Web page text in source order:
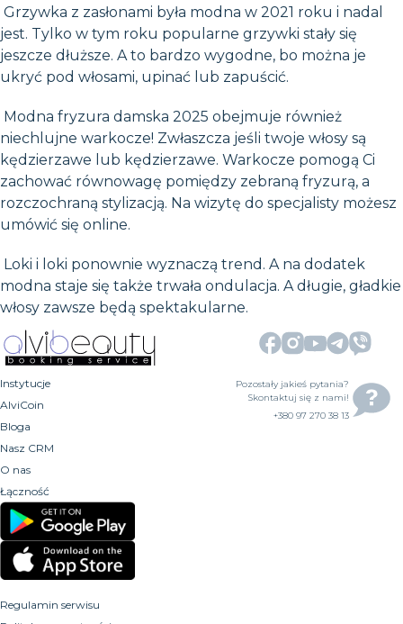
Grzywka z zasłonami była modna w 2021 roku i nadal
jest. Tylko w tym roku popularne grzywki stały się
jeszcze dłuższe. A to bardzo wygodne, bo można je
ukryć pod włosami, upinać lub zapuścić.
Modna fryzura damska 2025 obejmuje również
niechlujne warkocze! Zwłaszcza jeśli twoje włosy są
kędzierzawe lub kędzierzawe. Warkocze pomogą Ci
zachować równowagę pomiędzy zebraną fryzurą, a
rozczochraną stylizacją. Na wizytę do specjalisty możesz
umówić się online.
Loki i loki ponownie wyznaczą trend. A na dodatek
modna staje się także trwała ondulacja. A długie, gładkie
włosy zawsze będą spektakularne.
Instytucje
AlviCoin
Bloga
Nasz CRM
O nas
Łączność
Pozostały jakieś pytania?
Skontaktuj się z nami!
+380 97 270 38 13
Regulamin serwisu